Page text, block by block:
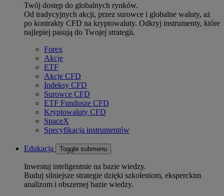
Twój dostęp do globalnych rynków.
Od tradycyjnych akcji, przez surowce i globalne waluty, aż
po kontrakty CFD na kryptowaluty. Odkryj instrumenty, które
najlepiej pasują do Twojej strategii.
Forex
Akcje
ETF
Akcje CFD
Indeksy CFD
Surowce CFD
ETF Fundusze CFD
Kryptowaluty CFD
SpaceX
Specyfikacja instrumentów
Edukacja Toggle submenu
Inwestuj inteligentnie na bazie wiedzy.
Buduj silniejsze strategie dzięki szkoleniom, eksperckim
analizom i obszernej bazie wiedzy.